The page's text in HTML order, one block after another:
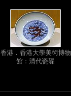
香港．香港大學美術博物
館：清代瓷碟